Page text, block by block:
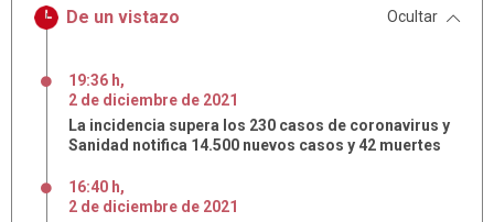
De un vistazo Ocultar
19:36 h,
2 de diciembre de 2021
La incidencia supera los 230 casos de coronavirus y
Sanidad notifica 14.500 nuevos casos y 42 muertes
16:40 h,
2 de diciembre de 2021